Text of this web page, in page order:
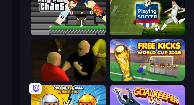
Ping Pong Chaos Playing Soccer
Free Kicks World Cup 2026